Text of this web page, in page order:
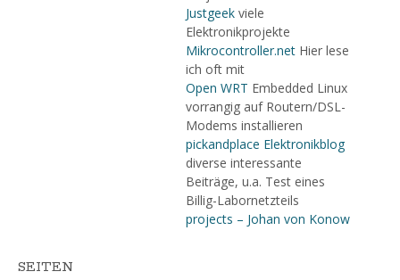
Justgeekviele
Elektronikprojekte
Mikrocontroller.netHier lese
ich oft mit
Open WRT Embedded Linux
vorrangig auf Routern/DSL-
Modems installieren
pickandplace Elektronikblog
diverse interessante
Beiträge, u.a. Test eines
Billig-Labornetzteils
projects – Johan von Konow
SEITEN